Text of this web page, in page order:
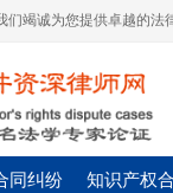
们竭诚为您提供卓越的法
同纠纷 知识产权